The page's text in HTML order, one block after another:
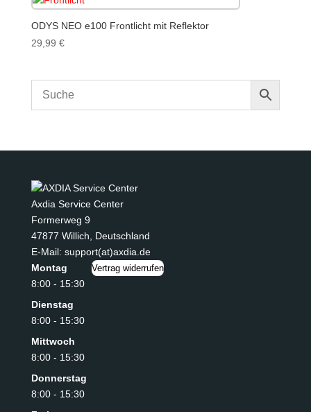
ODYS NEO e100 Frontlicht mit Reflektor
29,99 €
Axdia Service Center
Formerweg 9
47877 Willich, Deutschland
E-Mail: support(at)axdia.de
Montag
8:00 - 15:30
Dienstag
8:00 - 15:30
Mittwoch
8:00 - 15:30
Donnerstag
8:00 - 15:30
Vertrag widerrufen